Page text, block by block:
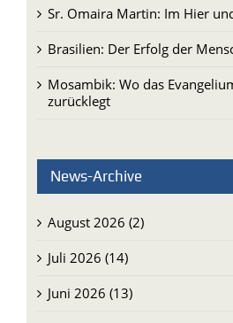
Sr. Omaira Martin: Im Hier
Brasilien: Der Erfolg der
Mosambik: Wo das
zurücklegt
August 2026 (2)
Juli 2026 (14)
Juni 2026 (13)